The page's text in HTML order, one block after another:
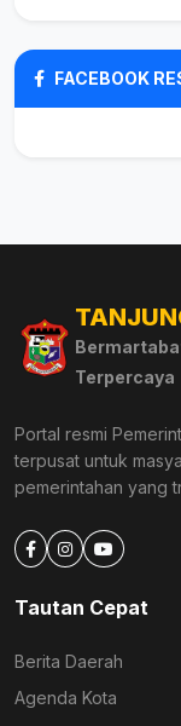
FACEBOOK
Terpercaya
Portal resmi
terpusat untuk
pemerintahan yang
Tautan Cepat
Berita Daerah
Agenda Kota